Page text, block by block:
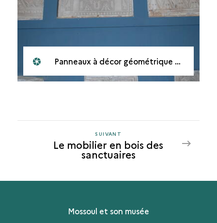
Panneaux à décor géométrique et floral
SUIVANT
LE
MOBILIER
BOIS
SUIVANT
Le mobilier en bois des
sanctuaires
Mossoul et son musée